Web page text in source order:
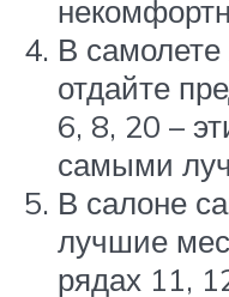
В
отдайте
6, 8, 20 –
самыми
В салоне
лучшие
рядах 11,